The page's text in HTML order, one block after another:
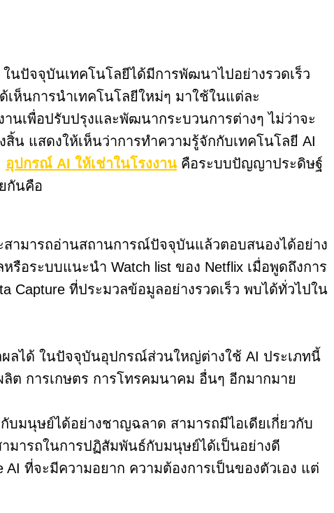
นปัจจุบันเทคโนโลยีได้มีการพัฒนาไปอย่างรวดเร็ว
ห็นการนำเทคโนโลยีใหม่ๆ มาใช้ในแต่ละ
นเพื่อปรับปรุงและพัฒนากระบวนการต่างๆ ไม่ว่าจะ
น แสดงให้เห็นว่าการทำความรู้จักกับเทคโนโลยี AI
อุปกรณ์ AI ให้เช่าในโรงงาน คือระบบปัญญาประดิษฐ์
กันคือ
สามารถอ่านสถานการณ์ปัจจุบันแล้วตอบสนองได้อย่าง
รือระบบแนะนำ Watch list ของ Netflix เมื่อพูดถึงการ
Capture ที่ประมวลข้อมูลอย่างรวดเร็ว พบได้ทั่วไปใน
ลได้ ในปัจจุบันอุปกรณ์ส่วนใหญ่ต่างใช้ AI ประเภทนี้
ต การเกษตร การโทรคมนาคม อื่นๆ อีกมากมาย
บมนุษย์ได้อย่างชาญฉลาด สามารถมีไอเดียเกี่ยวกับ
มารถในการปฏิสัมพันธ์กับมนุษย์ได้เป็นอย่างดี
ที่จะมีความอยาก ความต้องการเป็นของตัวเอง แต่